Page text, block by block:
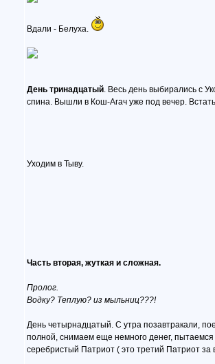
Вдали - Белуха.
День тринадцатый. Весь день выбирались с
спина. Вышли в Кош-Агач уже под вечер.
Уходим в Тыву.
Часть вторая, жуткая и сложная.
Пролог.
Водку? Теплую? из мыльниц???!
День четырнадцатый. С утра позавтракали,
полной, снимаем еще немного денег,
серебристый Патриот ( это третий Патриот